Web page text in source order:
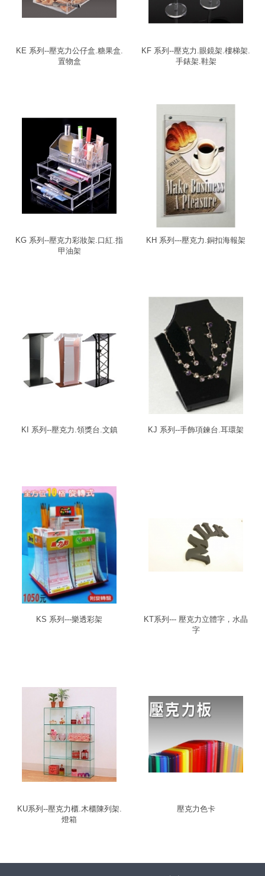
KE 系列--壓克力公仔盒.糖果盒.
置物盒
KF 系列--壓克力.眼鏡架.樓梯架.
手錶架.鞋架
KG 系列--壓克力彩妝架.口紅.指
甲油架
KH 系列---壓克力.銅扣海報架
KI 系列--壓克力.領獎台.文鎮 KJ 系列--手飾項鍊台.耳環架
KS 系列---樂透彩架
KT系列--- 壓克力立體字，水晶
字
KU系列--壓克力櫃.木櫃陳列架.
燈箱
壓克力色卡